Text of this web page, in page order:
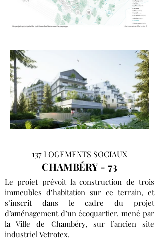
137 LOGEMENTS SOCIAUX
CHAMBÉRY - 73
Le projet prévoit la construction de trois
immeubles d’habitation sur ce terrain, et
s’inscrit dans le cadre du projet
d’aménagement d’un écoquartier, mené par
la Ville de Chambéry, sur l’ancien site
industriel Vetrotex.